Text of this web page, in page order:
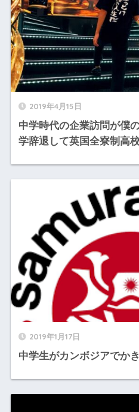
2019年4月15日
中学時代の企業訪問が僕
学辞退して英国全寮制高校
2019年1月17日
中学生がカンボジアでか